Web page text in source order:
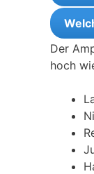
Der
hoch